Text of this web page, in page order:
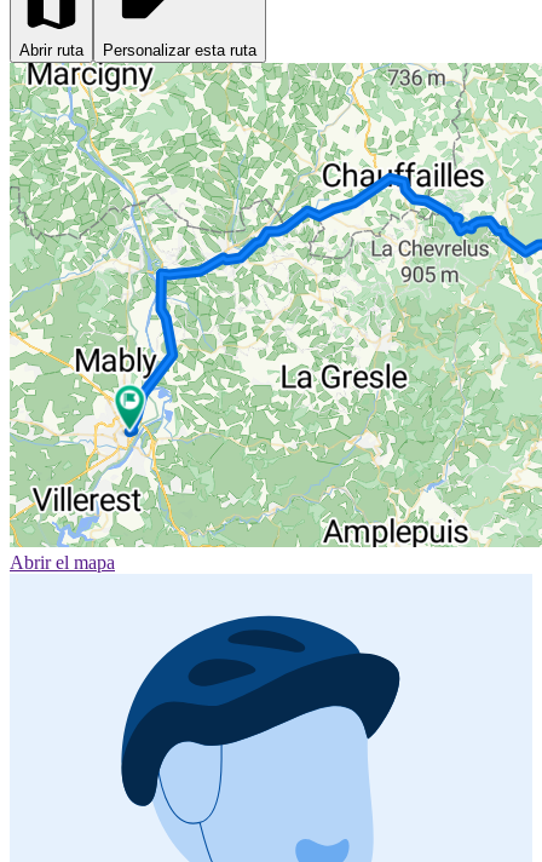
Abrir ruta Personalizar esta ruta
Abrir el mapa